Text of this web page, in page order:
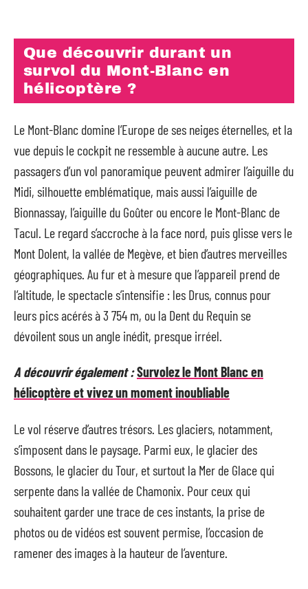
Que découvrir durant un
survol du Mont-Blanc en
hélicoptère ?
Le Mont-Blanc domine l’Europe de ses neiges éternelles, et la
vue depuis le cockpit ne ressemble à aucune autre. Les
passagers d’un vol panoramique peuvent admirer l’aiguille du
Midi, silhouette emblématique, mais aussi l’aiguille de
Bionnassay, l’aiguille du Goûter ou encore le Mont-Blanc de
Tacul. Le regard s’accroche à la face nord, puis glisse vers le
Mont Dolent, la vallée de Megève, et bien d’autres merveilles
géographiques. Au fur et à mesure que l’appareil prend de
l’altitude, le spectacle s’intensifie : les Drus, connus pour
leurs pics acérés à 3 754 m, ou la Dent du Requin se
dévoilent sous un angle inédit, presque irréel.
A découvrir également :Survolez le Mont Blanc en
hélicoptère et vivez un moment inoubliable
Le vol réserve d’autres trésors. Les glaciers, notamment,
s’imposent dans le paysage. Parmi eux, le glacier des
Bossons, le glacier du Tour, et surtout la Mer de Glace qui
serpente dans la vallée de Chamonix. Pour ceux qui
souhaitent garder une trace de ces instants, la prise de
photos ou de vidéos est souvent permise, l’occasion de
ramener des images à la hauteur de l’aventure.